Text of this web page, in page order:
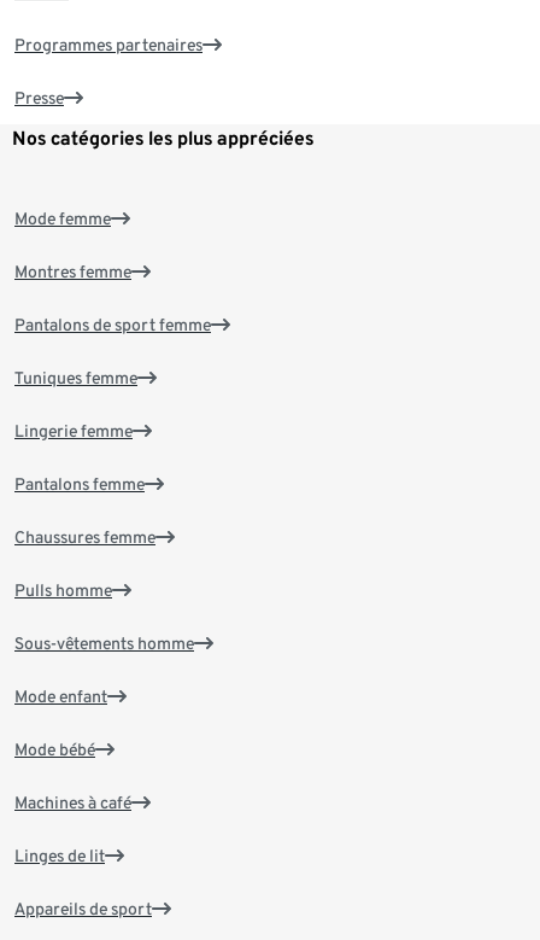
Programmes partenaires
Presse
Nos catégories les plus appréciées
Mode femme
Montres femme
Pantalons de sport femme
Tuniques femme
Lingerie femme
Pantalons femme
Chaussures femme
Pulls homme
Sous-vêtements homme
Mode enfant
Mode bébé
Machines à café
Linges de lit
Appareils de sport